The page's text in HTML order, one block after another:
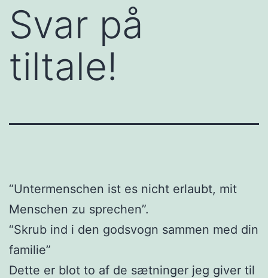
Svar på
tiltale!
“Untermenschen ist es nicht erlaubt, mit
Menschen zu sprechen”.
“Skrub ind i den godsvogn sammen med din
familie”
Dette er blot to af de sætninger jeg giver til